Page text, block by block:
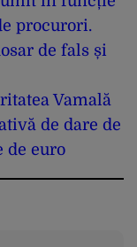
procurori.
de fals și
Vamală
de dare de
de euro